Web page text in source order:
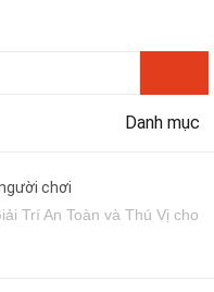
Danh mục
chơi
Trí An Toàn và Thú Vị cho